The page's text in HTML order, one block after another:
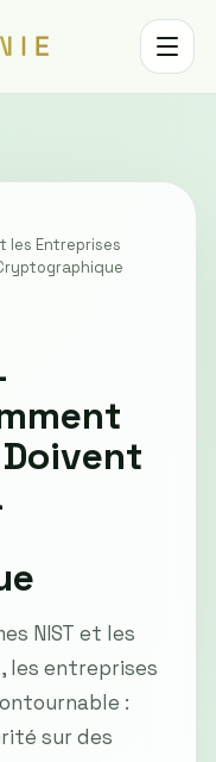
Toggle
les Entreprises
NIST et les
les entreprises
:
sur des